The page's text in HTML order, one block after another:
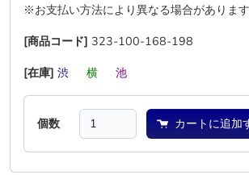
※お支払い方法により異なる場合があります
[商品コード] 323-100-168-198
[在庫] 渋 横 池
個数 カートに追加